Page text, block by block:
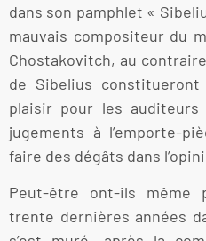
dans son pamphlet «
mauvais compositeur du
Chostakovitch, au
de Sibelius
plaisir pour les
jugements à l’emporte-
faire des dégâts dans
Peut-être ont-ils même
trente dernières années